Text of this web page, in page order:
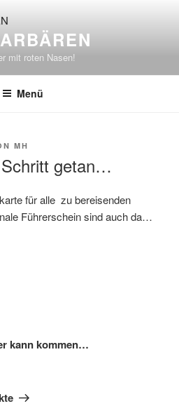
mit roten Nasen!
Menü
MH
getan…
für alle zu bereisenden
Führerschein sind auch da…
kann kommen…